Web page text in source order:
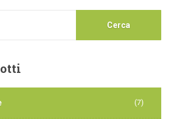
Cerca
(7)